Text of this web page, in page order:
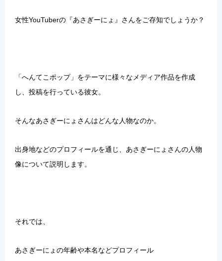
女性YouTuberの『あさぎーにょ 』さんをご存知でしょうか？
「へんてこポップ」をテーマに様々なメディア作品を作成
し、投稿を行っている彼女。
そんなあさぎーにょさんはどんな人物なのか。
出身地などのプロフィールを通じ、あさぎーにょさんの人物
像について説明します。
それでは、
あさぎーにょの年齢や本名などプロフィール